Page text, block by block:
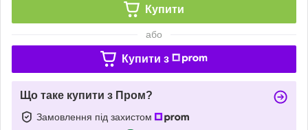
Купити
або
Купити з
Що таке купити з Пром?
Замовлення під захистом